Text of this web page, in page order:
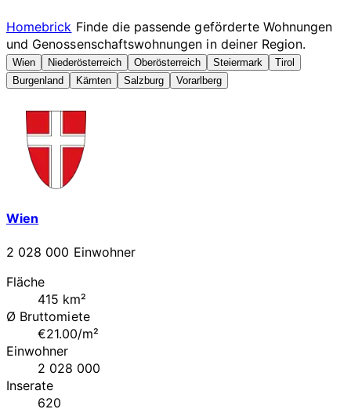
Homebrick Finde die passende geförderte Wohnungen
und Genossenschaftswohnungen in deiner Region.
Wien Niederösterreich Oberösterreich Steiermark
Tirol
Burgenland
Kärnten Salzburg Vorarlberg
Wien
2 028 000 Einwohner
Fläche
415 km²
Ø Bruttomiete
€21.00/m²
Einwohner
2 028 000
Inserate
620